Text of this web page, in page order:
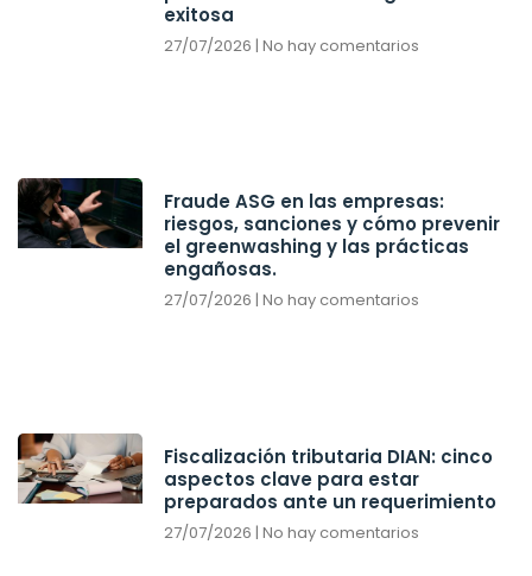
exitosa
27/07/2026 No hay comentarios
Fraude ASG en las empresas:
riesgos, sanciones y cómo prevenir
el greenwashing y las prácticas
engañosas.
27/07/2026 No hay comentarios
Fiscalización tributaria DIAN: cinco
aspectos clave para estar
preparados ante un requerimiento
27/07/2026 No hay comentarios